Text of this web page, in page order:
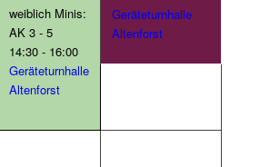
Geräteturnhalle
Altenforst
weiblich Minis:
AK 3 - 5
14:30 - 16:00
Geräteturnhalle
Altenforst